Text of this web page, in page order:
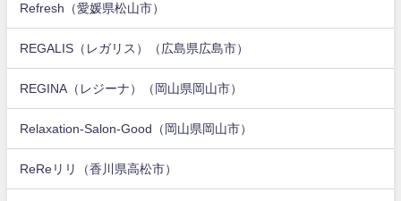
Refresh（愛媛県松山市）
REGALIS（レガリス）（広島県広島市）
REGINA（レジーナ）（岡山県岡山市）
Relaxation-Salon-Good（岡山県岡山市）
ReReリリ（香川県高松市）